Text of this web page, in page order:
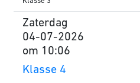
Zaterdag
04-07-2026
om 10:06
Klasse 4